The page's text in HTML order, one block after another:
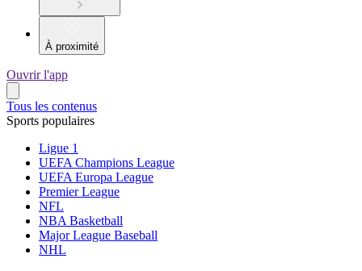
À proximité
Ouvrir l'app
Tous les contenus
Sports populaires
Ligue 1
UEFA Champions League
UEFA Europa League
Premier League
NFL
NBA Basketball
Major League Baseball
NHL